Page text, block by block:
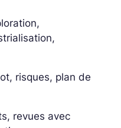
risques, plan de
revues avec